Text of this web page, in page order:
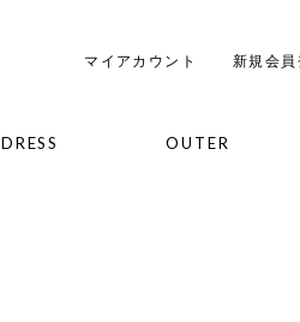
DRESS
OUTER
マイアカウント 新規会員